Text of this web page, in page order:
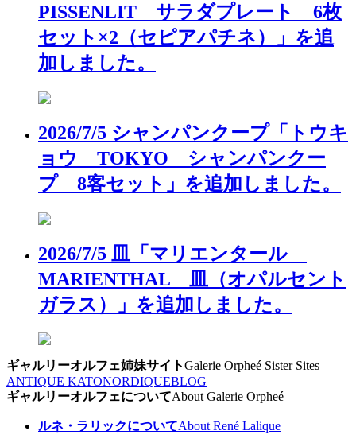
PISSENLIT サラダプレート 6枚
セット×2（セピアパチネ）」を追
加しました。
2026/7/5 シャンパンクープ「トウキ
ョウ TOKYO シャンパンクー
プ 8客セット」を追加しました。
2026/7/5 皿「マリエンタール
MARIENTHAL 皿（オパルセント
ガラス）」を追加しました。
ギャルリーオルフェ姉妹サイトGalerie Orpheé Sister Sites
ANTIQUE KATONORDIQUEBLOG
ギャルリーオルフェについてAbout Galerie Orpheé
ルネ・ラリックについてAbout René Lalique